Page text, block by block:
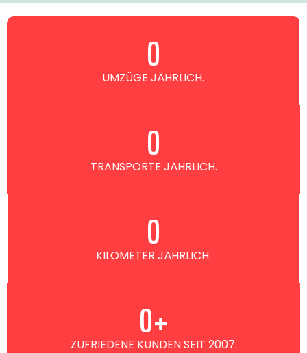
UMZÜGE JÄHRLICH.
0
TRANSPORTE JÄHRLICH.
0
KILOMETER JÄHRLICH.
0
ZUFRIEDENE KUNDEN SEIT 2007.
0+